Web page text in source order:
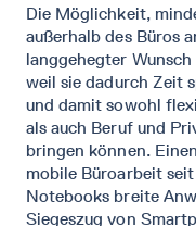
Die Möglichkeit,
außerhalb des Büros
langgehegter
weil sie dadurch Zeit
und damit sowohl
als auch Beruf und
bringen können.
mobile Büroarbeit
Notebooks breite
Siegeszug von